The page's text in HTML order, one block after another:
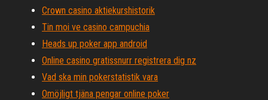
Crown casino aktiekurshistorik
Tin moi ve casino campuchia
Heads up poker app android
Online casino gratissnurr registrera dig nz
Vad ska min pokerstatistik vara
Omöjligt tjäna pengar online poker